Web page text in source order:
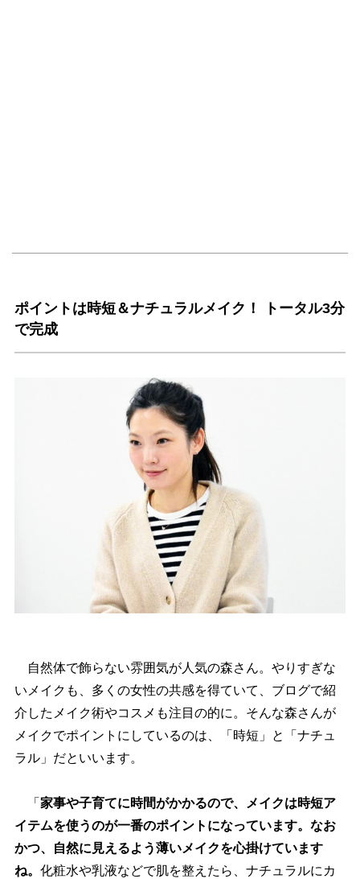
ポイントは時短＆ナチュラルメイク！ トータル3分
で完成
自然体で飾らない雰囲気が人気の森さん。やりすぎな
いメイクも、多くの女性の共感を得ていて、ブログで紹
介したメイク術やコスメも注目の的に。そんな森さんが
メイクでポイントにしているのは、「時短」と「ナチュ
ラル」だといいます。
「 家事や子育てに時間がかかるので、メイクは時短ア
イテムを使うのが一番のポイントになっています。なお
かつ、自然に見えるよう薄いメイクを心掛けています
ね。 化粧水や乳液などで肌を整えたら、ナチュラルにカ